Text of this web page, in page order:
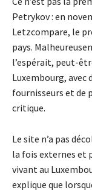
Petrykov : en
Letzcompare, le
pays.
l’espérait, peut-
Luxembourg, avec
fournisseurs et de
critique.
Le site n’a pas
la fois externes et
vivant au
explique que